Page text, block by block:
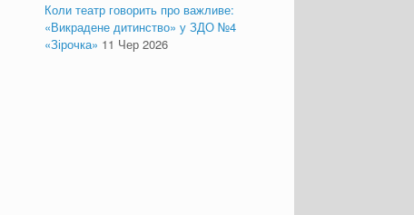
Коли театр говорить про важливе:
«Викрадене дитинство» у ЗДО №4
«Зірочка» 11 Чер 2026